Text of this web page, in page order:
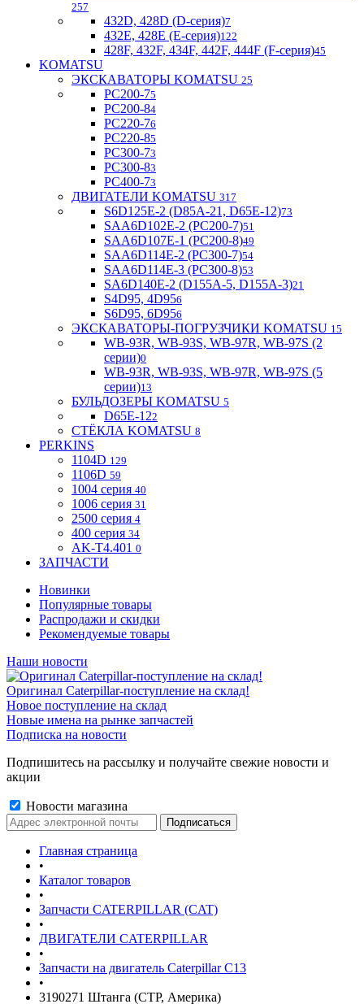
257
432D, 428D (D-серия)7
432E, 428E (E-серия)122
428F, 432F, 434F, 442F, 444F (F-серия)45
KOMATSU
ЭКСКАВАТОРЫ KOMATSU 25
PC200-75
PC200-84
PC220-76
PC220-85
PC300-73
PC300-83
PC400-73
ДВИГАТЕЛИ KOMATSU 317
S6D125E-2 (D85A-21, D65E-12)73
SAA6D102E-2 (PC200-7)51
SAA6D107E-1 (PC200-8)49
SAA6D114E-2 (PC300-7)54
SAA6D114E-3 (PC300-8)53
SA6D140E-2 (D155A-5, D155A-3)21
S4D95, 4D956
S6D95, 6D956
ЭКСКАВАТОРЫ-ПОГРУЗЧИКИ KOMATSU 15
WB-93R, WB-93S, WB-97R, WB-97S (2
серии)0
WB-93R, WB-93S, WB-97R, WB-97S (5
серии)13
БУЛЬДОЗЕРЫ KOMATSU 5
D65E-122
СТЁКЛА KOMATSU 8
PERKINS
1104D 129
1106D 59
1004 серия 40
1006 серия 31
2500 серия 4
400 серия 34
AK-T4.401 0
ЗАПЧАСТИ
Новинки
Популярные товары
Распродажи и скидки
Рекомендуемые товары
Наши новости
Оригинал Caterpillar-поступление на склад!
Новое поступление на склад
Новые имена на рынке запчастей
Подписка на новости
Подпишитесь на рассылку и получайте свежие новости и
акции
Новости магазина
Главная страница
•
Каталог товаров
•
Запчасти CATERPILLAR (CAT)
•
ДВИГАТЕЛИ CATERPILLAR
•
Запчасти на двигатель Caterpillar С13
•
3190271 Штанга (CTP, Америка)